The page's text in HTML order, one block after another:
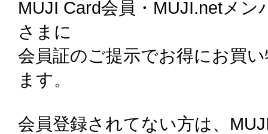
MUJI Card会員・MUJI.netメン
さまに
会員証のご提示でお得にお買
ます。
会員登録されてない方は、